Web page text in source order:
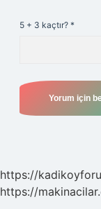
5 + 3 kaçtır? *
https://
https://